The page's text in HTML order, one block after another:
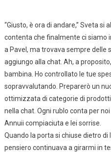
“Giusto, è ora di andare,” Sveta si
contenta che finalmente ci siamo
a Pavel, ma trovava sempre delle
aggiungo alla chat. Ah, a
bambina. Ho controllato le tue
sopravvalutando. Preparerò un
ottimizzata di categorie di
nella chat. Ogni rublo conta per noi
Annuii compiaciuta e lei sorrise.
Quando la porta si chiuse dietro di
pensiero continuava a girarmi in